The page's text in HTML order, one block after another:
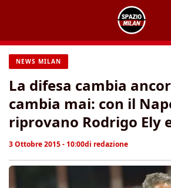
contenuto
NEWS MILAN
La difesa cambia
cambia mai: con il
riprovano Rodrigo Ely
3 Ottobre 2015 - 10:00di redazione